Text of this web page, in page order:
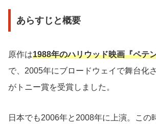
あらすじと概要
原作は1988年のハリウッド映画『ペテ
で、2005年にブロードウェイで舞台化
がトニー賞を受賞しました。
日本でも2006年と2008年に上演。この